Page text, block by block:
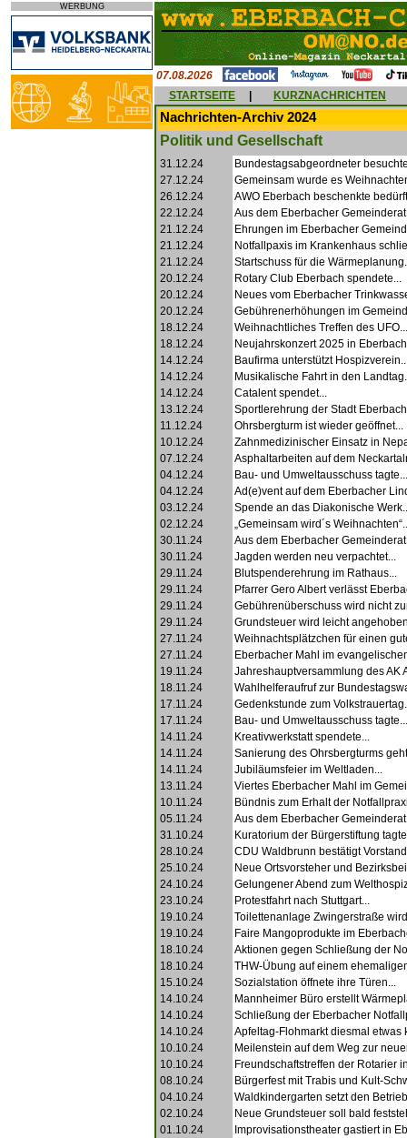
WERBUNG
07.08.2026
STARTSEITE
KURZNACHRICHTEN
Nachrichten-Archiv 2024
Politik und Gesellschaft
31.12.24
Bundestagsabgeordneter
27.12.24
Gemeinsam wurde es
26.12.24
AWO Eberbach beschenkte
22.12.24
Aus dem Eberbacher
21.12.24
Ehrungen im Eberbacher
21.12.24
Notfallpaxis im Krankenhaus
21.12.24
Startschuss für die
20.12.24
Rotary Club Eberbach spendete...
20.12.24
Neues vom Eberbacher
20.12.24
Gebührenerhöhungen im
18.12.24
Weihnachtliches Treffen des UFO...
18.12.24
Neujahrskonzert 2025 in
14.12.24
Baufirma unterstützt
14.12.24
Musikalische Fahrt in den
14.12.24
Catalent spendet...
13.12.24
Sportlerehrung der Stadt
11.12.24
Ohrsbergturm ist wieder geöffnet...
10.12.24
Zahnmedizinischer Einsatz in
07.12.24
Asphaltarbeiten auf dem
04.12.24
Bau- und Umweltausschuss tagte...
04.12.24
Ad(e)vent auf dem Eberbacher
03.12.24
Spende an das Diakonische
02.12.24
„Gemeinsam wird´s
30.11.24
Aus dem Eberbacher
30.11.24
Jagden werden neu verpachtet...
29.11.24
Blutspenderehrung im Rathaus...
29.11.24
Pfarrer Gero Albert verlässt
29.11.24
Gebührenüberschuss wird nicht
29.11.24
Grundsteuer wird leicht
27.11.24
Weihnachtsplätzchen für einen
27.11.24
Eberbacher Mahl im
19.11.24
Jahreshauptversammlung des AK
18.11.24
Wahlhelferaufruf zur
17.11.24
Gedenkstunde zum
17.11.24
Bau- und Umweltausschuss tagte...
14.11.24
Kreativwerkstatt spendete...
14.11.24
Sanierung des Ohrsbergturms
14.11.24
Jubiläumsfeier im Weltladen...
13.11.24
Viertes Eberbacher Mahl im
10.11.24
Bündnis zum Erhalt der
05.11.24
Aus dem Eberbacher
31.10.24
Kuratorium der Bürgerstiftung
28.10.24
CDU Waldbrunn bestätigt
25.10.24
Neue Ortsvorsteher und
24.10.24
Gelungener Abend zum
23.10.24
Protestfahrt nach Stuttgart...
19.10.24
Toilettenanlage Zwingerstraße
19.10.24
Faire Mangoprodukte im
18.10.24
Aktionen gegen Schließung der
18.10.24
THW-Übung auf einem
15.10.24
Sozialstation öffnete ihre Türen...
14.10.24
Mannheimer Büro erstellt
14.10.24
Schließung der Eberbacher
14.10.24
Apfeltag-Flohmarkt diesmal etwas
10.10.24
Meilenstein auf dem Weg zur
10.10.24
Freundschaftstreffen der Rotarier
08.10.24
Bürgerfest mit Trabis und Kult-
04.10.24
Waldkindergarten setzt den
02.10.24
Neue Grundsteuer soll bald
01.10.24
Improvisationstheater gastiert in